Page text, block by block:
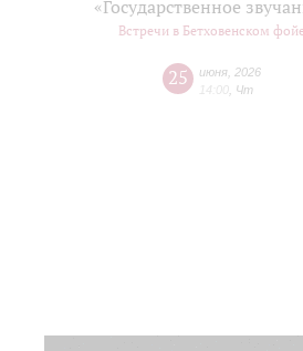
«Государственное
Встречи в Бетховенском
25 июня 2026
14:00 Чт